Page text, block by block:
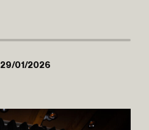
29/01/2026